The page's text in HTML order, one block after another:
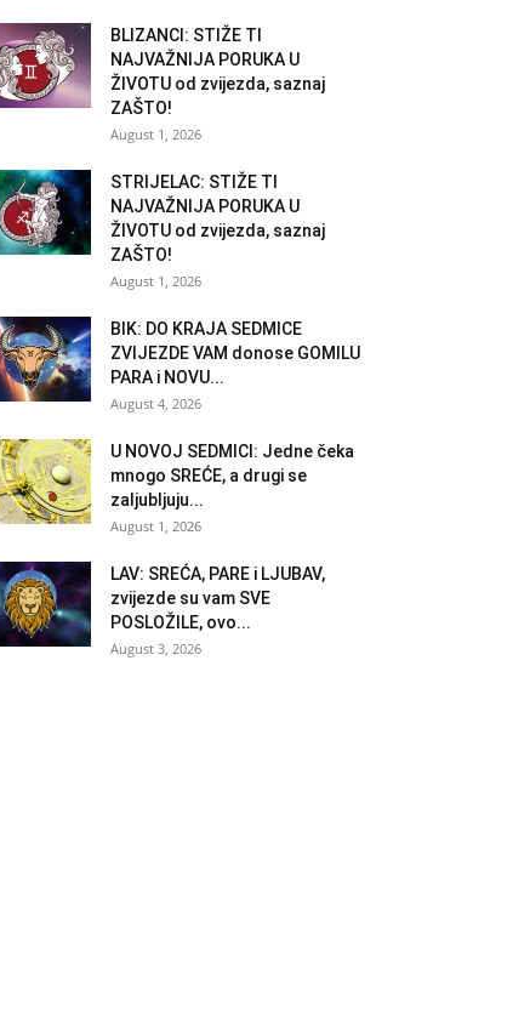
BLIZANCI: STIŽE TI
NAJVAŽNIJA PORUKA U
ŽIVOTU od zvijezda, saznaj
ZAŠTO!
August 1, 2026
STRIJELAC: STIŽE TI
NAJVAŽNIJA PORUKA U
ŽIVOTU od zvijezda, saznaj
ZAŠTO!
August 1, 2026
BIK: DO KRAJA SEDMICE
ZVIJEZDE VAM donose GOMILU
PARA i NOVU...
August 4, 2026
U NOVOJ SEDMICI: Jedne čeka
mnogo SREĆE, a drugi se
zaljubljuju...
August 1, 2026
LAV: SREĆA, PARE i LJUBAV,
zvijezde su vam SVE
POSLOŽILE, ovo...
August 3, 2026